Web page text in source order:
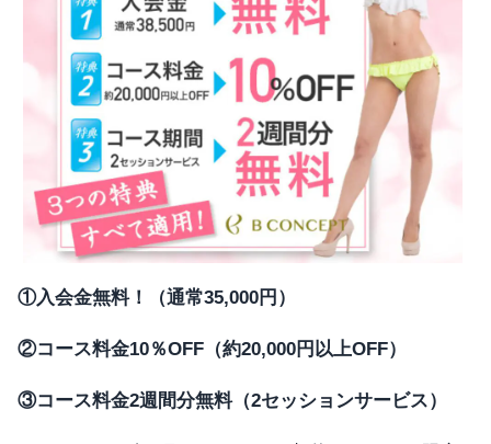
①入会金無料！（通常35,000円）
②コース料金10％OFF（約20,000円以上OFF）
③コース料金2週間分無料（2セッションサービス）